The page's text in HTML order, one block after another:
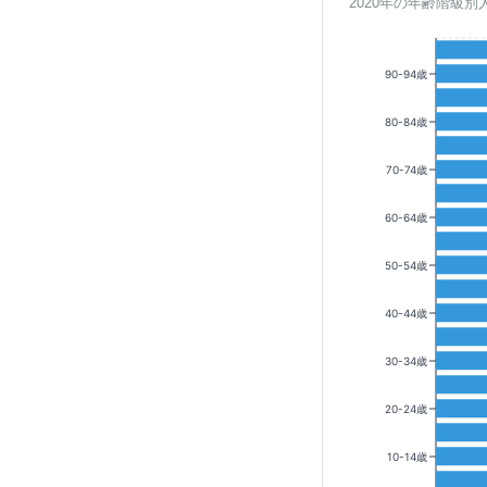
90-94歳
80-84歳
70-74歳
60-64歳
50-54歳
40-44歳
30-34歳
20-24歳
10-14歳